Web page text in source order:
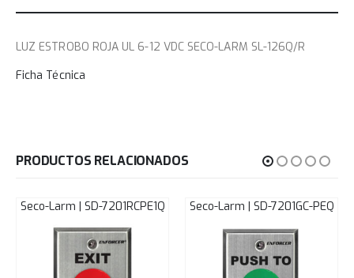
LUZ ESTROBO ROJA UL 6-12 VDC SECO-LARM SL-126Q/R
Ficha Técnica
PRODUCTOS RELACIONADOS
Seco-Larm | SD-7201RCPE1Q Seco-Larm | SD-7201GC-PEQ